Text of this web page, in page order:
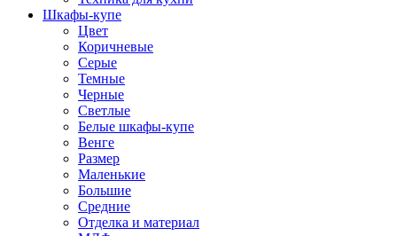
Шкафы-купе
Цвет
Коричневые
Серые
Темные
Черные
Светлые
Белые шкафы-купе
Венге
Размер
Маленькие
Большие
Средние
Отделка и материал